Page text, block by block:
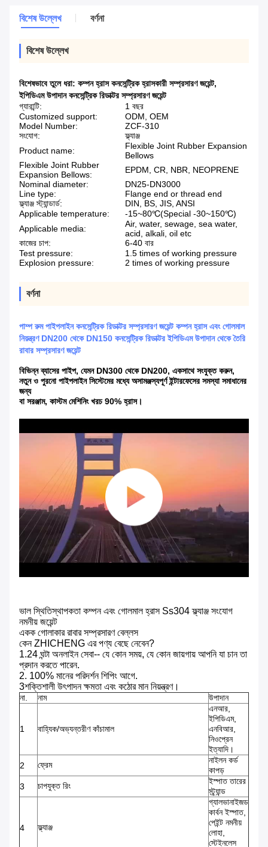
বিশেষ উল্লেখ বর্ণনা
বিশেষ উল্লেখ
বিশেষভাবে তুলে ধরা: কম্পন হ্রাস কনসেন্ট্রিক হ্রাসকারী সম্প্রসারণ জয়েন্ট,
ইপিডিএম উপাদান কনসেন্ট্রিক রিডাক্টর সম্প্রসারণ জয়েন্ট
গ্যারান্টি:
1 বছর
Customized support:
ODM, OEM
Model Number:
ZCF-310
সংযোগ:
ফ্ল্যাঞ্জ
Product name:
Flexible Joint Rubber Expansion
Bellows
Flexible Joint Rubber
Expansion Bellows:
EPDM, CR, NBR, NEOPRENE
Nominal diameter:
DN25-DN3000
Line type:
Flange end or thread end
ফ্ল্যাঞ্জ স্ট্যান্ডার্ড:
DIN, BS, JIS, ANSI
Applicable temperature:
-15~80℃(Special -30~150℃)
Applicable media:
Air, water, sewage, sea water,
acid, alkali, oil etc
কাজের চাপ:
6-40 বার
Test pressure:
1.5 times of working pressure
Explosion pressure:
2 times of working pressure
বর্ণনা
পাম্প রুম পাইপলাইন কনসেন্ট্রিক রিডাক্টর সম্প্রসারণ জয়েন্ট কম্পন হ্রাস এবং গোলমাল
নিয়ন্ত্রণ DN200 থেকে DN150 কনসেন্ট্রিক রিডাক্টর ইপিডিএম উপাদান থেকে তৈরি
রাবার সম্প্রসারণ জয়েন্ট
বিভিন্ন ব্যাসের পাইপ, যেমন DN300 থেকে DN200, একসাথে সংযুক্ত করুন,
নতুন ও পুরনো পাইপলাইন সিস্টেমের মধ্যে অসামঞ্জস্যপূর্ণ ইন্টারফেসের সমস্যা সমাধানের
জন্য
বা সরঞ্জাম, কাস্টম মেশিনিং খরচ 90% হ্রাস।
ভাল স্থিতিস্থাপকতা কম্পন এবং গোলমাল হ্রাস Ss304 ফ্ল্যাঞ্জ সংযোগ
নমনীয় জয়েন্ট
একক গোলাকার রাবার সম্প্রসারণ বেল্লস
কেন ZHICHENG এর পণ্য বেছে নেবেন?
1.24 ঘন্টা অনলাইন সেবা-- যে কোন সময়, যে কোন জায়গায় আপনি যা চান তা
প্রদান করতে পারেন.
2. 100% মানের পরিদর্শন শিপিং আগে.
3শক্তিশালী উৎপাদন ক্ষমতা এবং কঠোর মান নিয়ন্ত্রণ।
না. নাম উপাদান
1 বাহ্যিক/অভ্যন্তরীণ কাঁচামাল
এনআর,
ইপিডিএম,
এনবিআর,
নিওপ্রেন
ইত্যাদি।
2
ফ্রেম
নাইলন কর্ড
কাপড়
3
চাপযুক্ত রিং
ইস্পাত তারের
স্ট্র্যান্ড
4 ফ্ল্যাঞ্জ
গ্যালভানাইজড
কার্বন ইস্পাত,
পেইন্ট নমনীয়
লোহা,
স্টেইনলেস